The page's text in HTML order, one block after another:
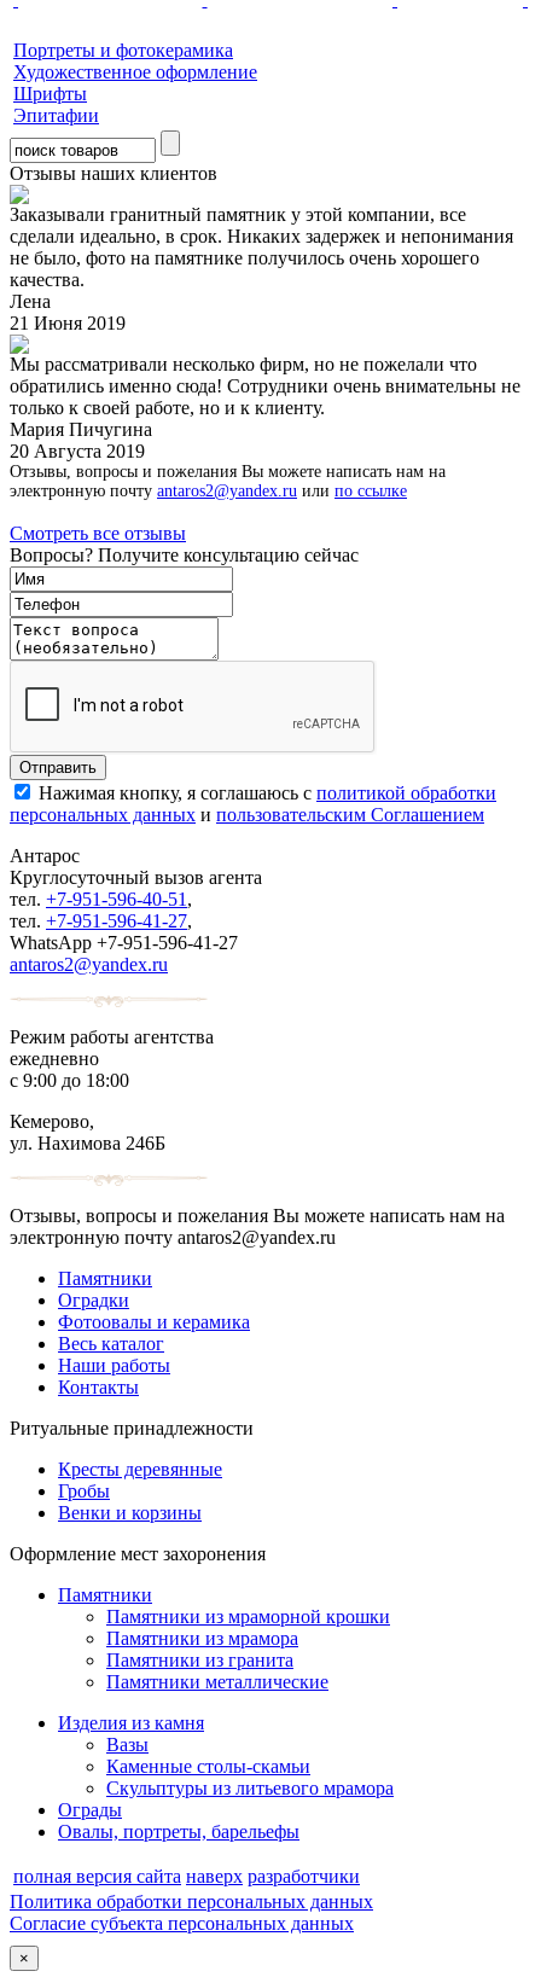
Портреты и фотокерамика
Художественное оформление
Шрифты
Эпитафии
Отзывы наших клиентов
Заказывали гранитный памятник у этой компании, все
сделали идеально, в срок. Никаких задержек и непонимания
не было, фото на памятнике получилось очень хорошего
качества.
Лена
21 Июня 2019
Мы рассматривали несколько фирм, но не пожелали что
обратились именно сюда! Сотрудники очень внимательны не
только к своей работе, но и к клиенту.
Мария Пичугина
20 Августа 2019
Отзывы, вопросы и пожелания Вы можете написать нам на
электронную почту antaros2@yandex.ru или по ссылке
Смотреть все отзывы
Вопросы? Получите консультацию сейчас
Нажимая кнопку, я соглашаюсь с политикой обработки
персональных данных и пользовательским Соглашением
Антарос
Круглосуточный вызов агента
тел. +7-951-596-40-51 ,
тел. +7-951-596-41-27,
WhatsApp +7-951-596-41-27
antaros2@yandex.ru
Режим работы агентства
ежедневно
с 9:00 до 18:00
Кемерово,
ул. Нахимова 246Б
Отзывы, вопросы и пожелания Вы можете написать нам на
электронную почту antaros2@yandex.ru
Памятники
Оградки
Фотоовалы и керамика
Весь каталог
Наши работы
Контакты
Ритуальные принадлежности
Кресты деревянные
Гробы
Венки и корзины
Оформление мест захоронения
Памятники
Памятники из мраморной крошки
Памятники из мрамора
Памятники из гранита
Памятники металлические
Изделия из камня
Вазы
Каменные столы-скамьи
Скульптуры из литьевого мрамора
Ограды
Овалы, портреты, барельефы
полная версия сайта наверх разработчики
Политика обработки персональных данных
Согласие субъекта персональных данных
×